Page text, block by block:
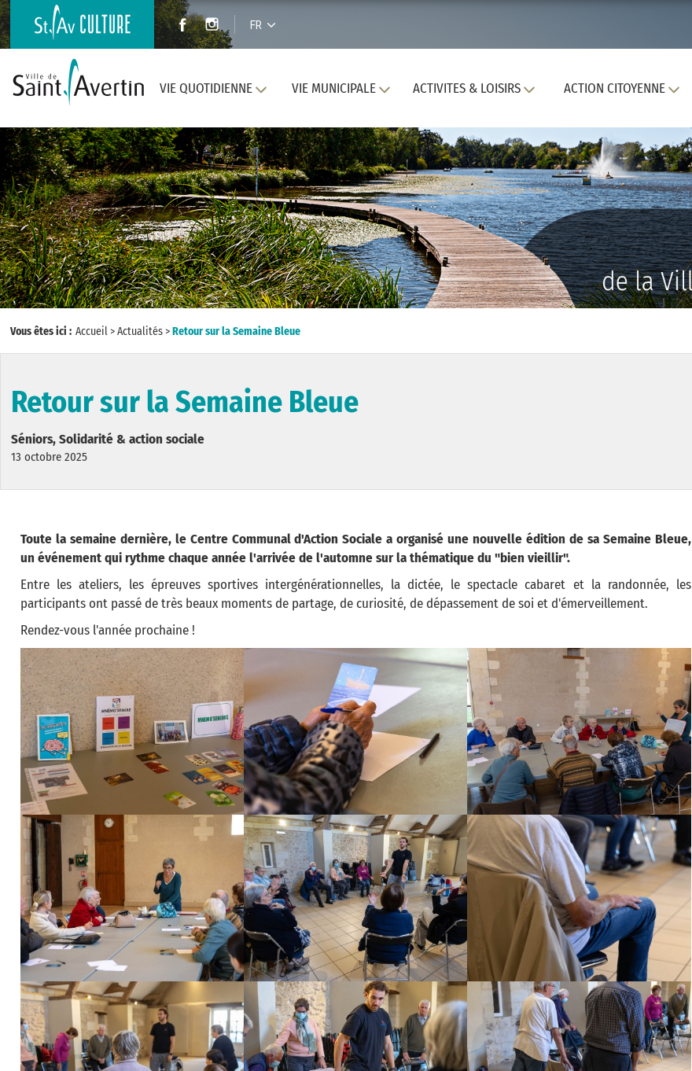
FR
VIE QUOTIDIENNE VIE MUNICIPALE ACTIVITES & LOISIRS ACTION CITOYENNE
Vous êtes ici : Accueil>Actualités>Retour sur la Semaine Bleue
Retour sur la Semaine Bleue
Séniors, Solidarité & action sociale
13 octobre 2025
Toute la semaine dernière, le Centre Communal d'Action Sociale a organisé une nouvelle édition de sa Semaine Bleue,
un événement qui rythme chaque année l'arrivée de l'automne sur la thématique du "bien vieillir".
Entre les ateliers, les épreuves sportives intergénérationnelles, la dictée, le spectacle cabaret et la randonnée, les
participants ont passé de très beaux moments de partage, de curiosité, de dépassement de soi et d'émerveillement.
Rendez-vous l'année prochaine !